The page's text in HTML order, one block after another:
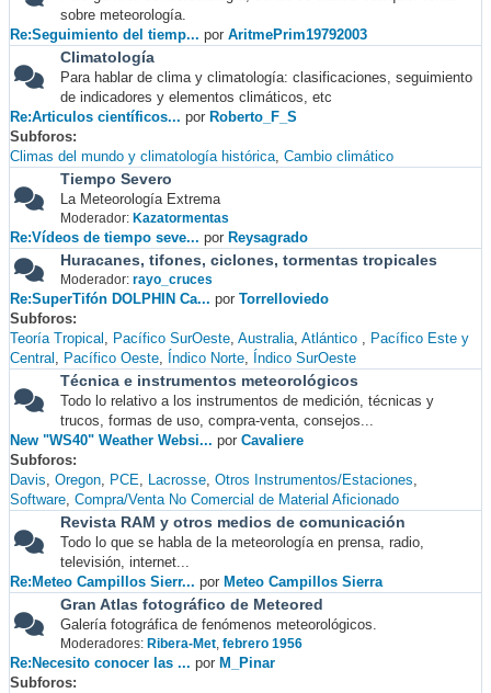
sobre meteorología.
Re:Seguimiento del tiemp... por AritmePrim19792003
Climatología
Para hablar de clima y climatología: clasificaciones, seguimiento
de indicadores y elementos climáticos, etc
Re:Articulos científicos... por Roberto_F_S
Subforos
Climas del mundo y climatología histórica Cambio climático
Tiempo Severo
La Meteorología Extrema
Moderador: Kazatormentas
Re:Vídeos de tiempo seve... por Reysagrado
Huracanes, tifones, ciclones, tormentas tropicales
Moderador: rayo_cruces
Re:SuperTifón DOLPHIN Ca... por Torrelloviedo
Subforos
Teoría Tropical
Pacífico SurOeste Australia Atlántico
Pacífico Este y
Central
Pacífico Oeste Índico Norte Índico SurOeste
Técnica e instrumentos meteorológicos
Todo lo relativo a los instrumentos de medición, técnicas y
trucos, formas de uso, compra-venta, consejos...
New "WS40" Weather Websi... por Cavaliere
Subforos
Davis Oregon PCE Lacrosse Otros Instrumentos/Estaciones
Software Compra/Venta No Comercial de Material Aficionado
Revista RAM y otros medios de comunicación
Todo lo que se habla de la meteorología en prensa, radio,
televisión, internet...
Re:Meteo Campillos Sierr... por Meteo Campillos Sierra
Gran Atlas fotográfico de Meteored
Galería fotográfica de fenómenos meteorológicos.
Moderadores: Ribera-Met, febrero 1956
Re:Necesito conocer las ... por M_Pinar
Subforos